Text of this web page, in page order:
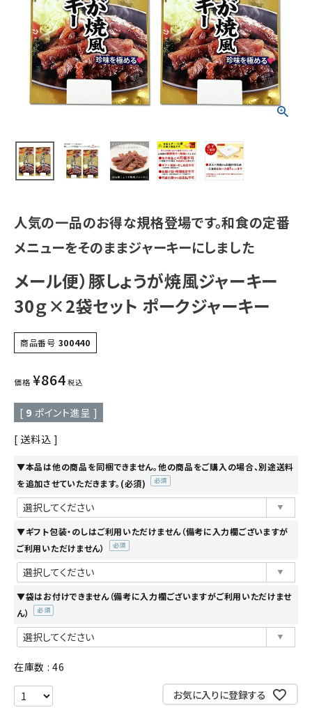
人気の一品のお得な規格登場です。和食の定番
メニューをそのままジャーキーにしました
メール便）豚しょうが焼風ジャーキー
30ｇ×2袋セット ポークジャーキー
商品番号 300440
価格 ¥864 税込
[ 9 ポイント進呈 ]
送料込
▼本品は他の商品を同梱できません。他の商品をご購入の場合、別途送料
を追加させていただきます。(必須)
▼ギフト包装・のしはご利用いただけません（備考に入力欄ございますが
ご利用いただけません）
▼袋はお付けできません（備考に入力欄ございますがご利用いただけませ
ん）
須)
在庫数
46
お気に入りに登録する